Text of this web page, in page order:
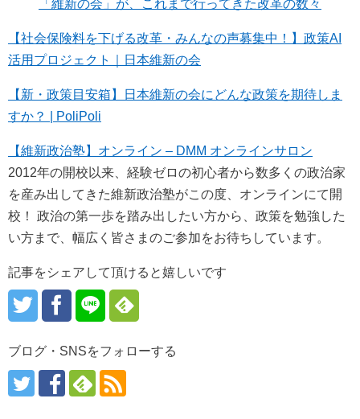
「維新の会」が、これまで行ってきた改革の数々
【社会保険料を下げる改革・みんなの声募集中！】政策AI
活用プロジェクト｜日本維新の会
【新・政策目安箱】日本維新の会にどんな政策を期待しま
すか？ | PoliPoli
【維新政治塾】オンライン – DMM オンラインサロン
2012年の開校以来、経験ゼロの初心者から数多くの政治家
を産み出してきた維新政治塾がこの度、オンラインにて開
校！ 政治の第一歩を踏み出したい方から、政策を勉強した
い方まで、幅広く皆さまのご参加をお待ちしています。
記事をシェアして頂けると嬉しいです
ブログ・SNSをフォローする